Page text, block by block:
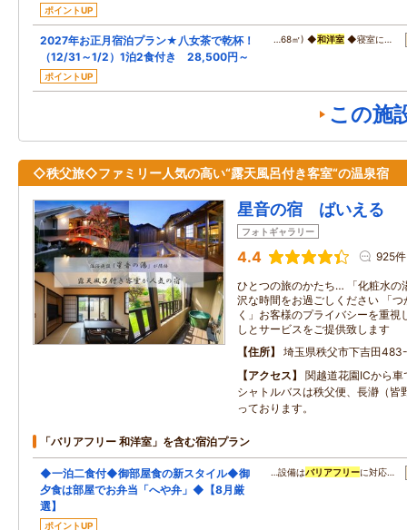
ポイントUP
2027年お正月宿泊プラン★八女茶で乾杯！
（12/31～1/2）1泊2食付き 28,500円～
ポイントUP
…68㎡) ◆和洋室 ◆寝室に…
この施
◇秩父旅◇ファミリー人気の高い“露天風呂付き客室“の温泉宿
星音の宿 ばいえる
フォトギャラリー
4.4 925件
ひとつの旅のかたち… 「化粧水の
沢な時間をお過ごしください 「
く」お客様のプライバシーを重視
しとサービスをご提供致します
住所
埼玉県秩父市下吉田
アクセス
関越道花園ICから
シャトルバスは秩父便、長瀞（皆
っております。
「バリアフリー 和洋室」を含む宿泊プラン
◆一泊二食付◆御部屋食の新スタイル◆御
夕食は部屋でお弁当「へや弁」◆【8月厳
選】
ポイントUP
…設備はバリアフリーに対応…